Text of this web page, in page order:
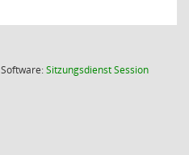
Software:SitzungsdienstSession(Wird in